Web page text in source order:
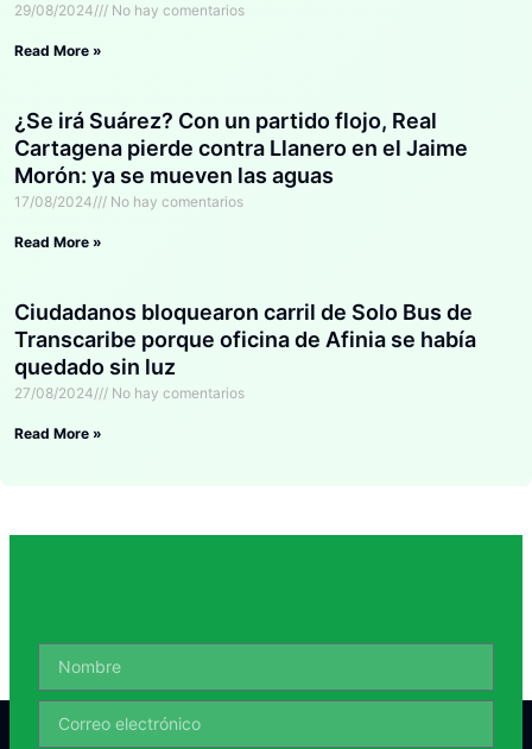
29/08/2024 No hay comentarios
Read More »
¿Se irá Suárez? Con un partido flojo, Real
Cartagena pierde contra Llanero en el Jaime
Morón: ya se mueven las aguas
17/08/2024 No hay comentarios
Read More »
Ciudadanos bloquearon carril de Solo Bus de
Transcaribe porque oficina de Afinia se había
quedado sin luz
27/08/2024 No hay comentarios
Read More »